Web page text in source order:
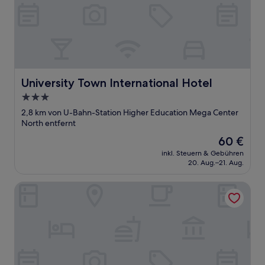
University Town International Hotel
University Town International Hotel
3.0-
Sterne-
Unterkunft
2,8 km von U-Bahn-Station Higher Education Mega Center
North entfernt
Der
Preis
beträgt
60 €
inkl. Steuern & Gebühren
20. Aug.–21. Aug.